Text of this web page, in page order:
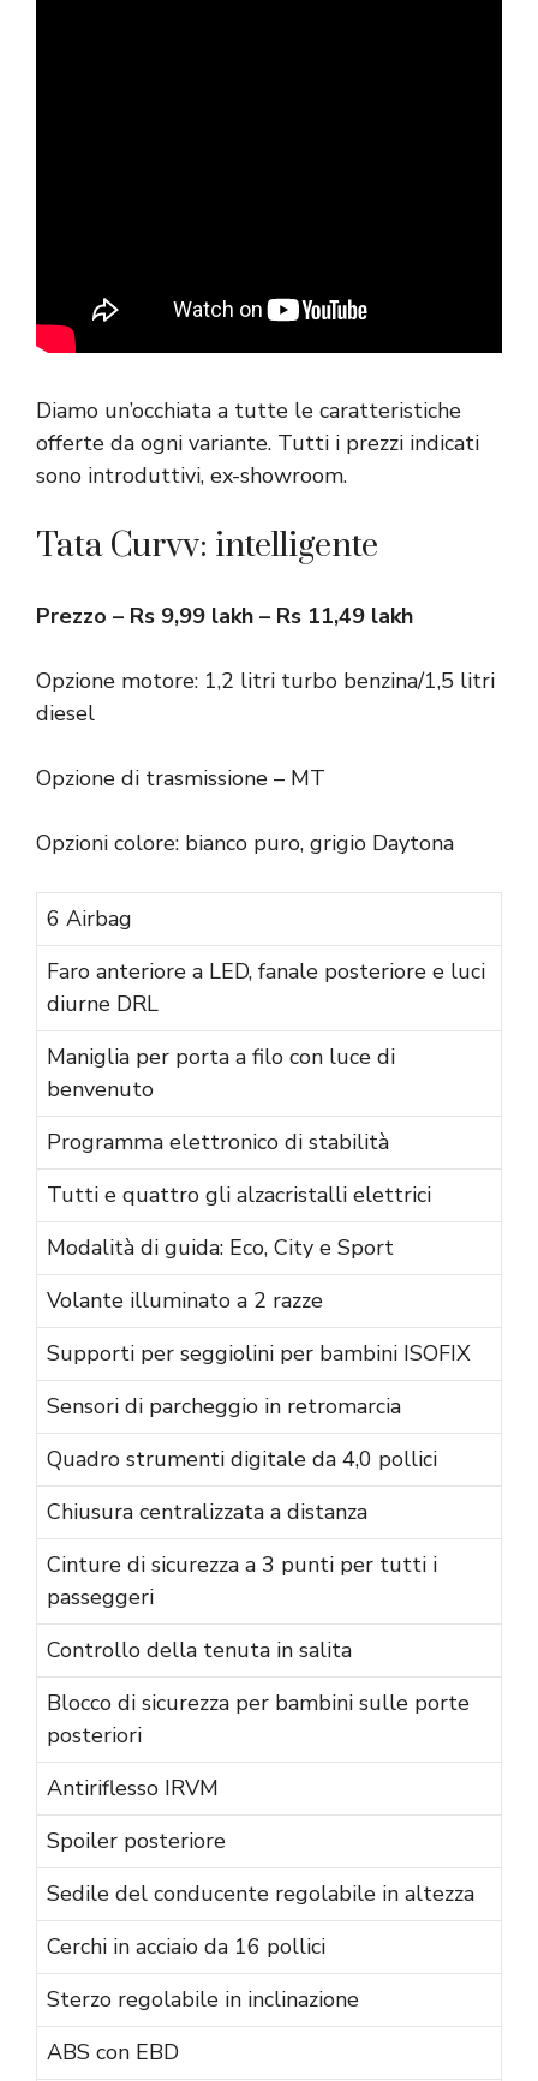
Diamo un’occhiata a tutte le caratteristiche
offerte da ogni variante. Tutti i prezzi indicati
sono introduttivi, ex-showroom.
Tata Curvv: intelligente
Prezzo – Rs 9,99 lakh – Rs 11,49 lakh
Opzione motore: 1,2 litri turbo benzina/1,5 litri
diesel
Opzione di trasmissione – MT
Opzioni colore: bianco puro, grigio Daytona
6 Airbag
Faro anteriore a LED, fanale posteriore e luci
diurne DRL
Maniglia per porta a filo con luce di
benvenuto
Programma elettronico di stabilità
Tutti e quattro gli alzacristalli elettrici
Modalità di guida: Eco, City e Sport
Volante illuminato a 2 razze
Supporti per seggiolini per bambini ISOFIX
Sensori di parcheggio in retromarcia
Quadro strumenti digitale da 4,0 pollici
Chiusura centralizzata a distanza
Cinture di sicurezza a 3 punti per tutti i
passeggeri
Controllo della tenuta in salita
Blocco di sicurezza per bambini sulle porte
posteriori
Antiriflesso IRVM
Spoiler posteriore
Sedile del conducente regolabile in altezza
Cerchi in acciaio da 16 pollici
Sterzo regolabile in inclinazione
ABS con EBD